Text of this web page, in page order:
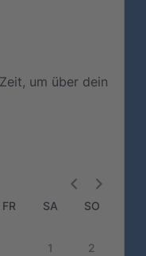
um über dein
FR SA SO
1 2